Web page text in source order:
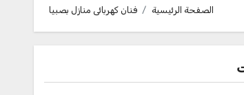
الصفحة الرئيسية فنان كهربائى منازل بصبيا